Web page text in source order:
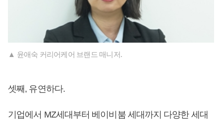
▲ 윤애숙 커리어케어 브랜드 매니저.
셋째, 유연하다.
기업에서 MZ세대부터 베이비붐 세대까지 다양한 세대